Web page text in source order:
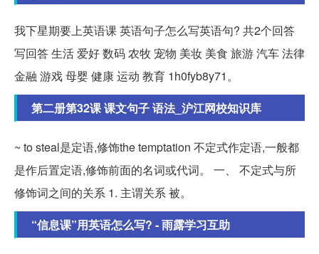
我下星期要上英语课 英语句子怎么写英语句? 共2个回答
写回答 生活 爱好 数码 农牧 宠物 美妆 美食 旅游 汽车 法律
金融 游戏 母婴 健康 运动 教育 1h0fyb8y71。
第二册第32课 课文句子 语法_沪江网校知识库
~ to steal是定语,修饰the temptation 不定式作定语,一般都
是作后置定语,修饰前面的名词或代词。 一、 不定式与所
修饰词之间的关系 1. 主谓关系 被。
“信息课”用英语怎么写? - 雨露学习互助